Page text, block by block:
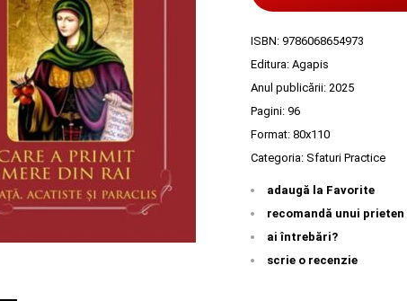
ISBN: 9786068654973
Editura: Agapis
Anul publicării: 2025
Pagini: 96
Format: 80x110
Categoria: Sfaturi Practice
adaugă la Favorite
recomandă unui prieten
ai întrebări?
scrie o recenzie